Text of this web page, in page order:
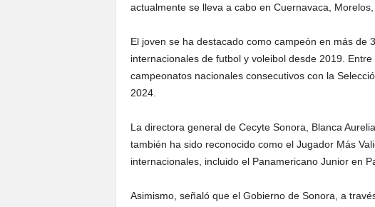
actualmente se lleva a cabo en Cuernavaca,
El joven se ha destacado como campeón en más de
internacionales de futbol y voleibol desde 2019.
campeonatos nacionales consecutivos con la
2024.
La directora general de Cecyte Sonora, Blanca
también ha sido reconocido como el Jugador Más
internacionales, incluido el Panamericano Junior en
Asimismo, señaló que el Gobierno de Sonora, a